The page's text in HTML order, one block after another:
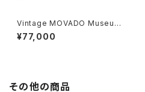
Vintage MOVADO Museum
Watch
¥77,000
その他の商品